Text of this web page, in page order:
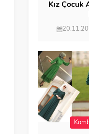
Kız Çocuk